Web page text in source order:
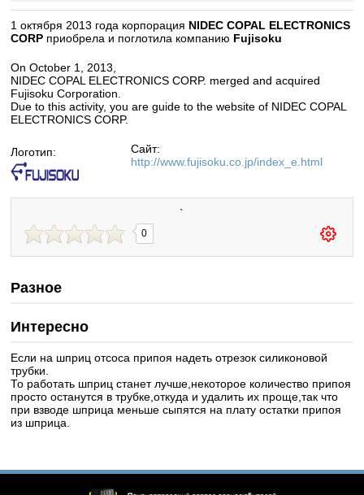
1 октября 2013 года корпорация NIDEC COPAL ELECTRONICS
CORP приобрела и поглотила компанию Fujisoku
On October 1, 2013,
NIDEC COPAL ELECTRONICS CORP. merged and acquired
Fujisoku Corporation.
Due to this activity, you are guide to the website of NIDEC COPAL
ELECTRONICS CORP.
Логотип:
Сайт:
http://www.fujisoku.co.jp/index_e.html
`
0
Разное
Интересно
Если на шприц отсоса припоя надеть отрезок силиконовой
трубки.
То работать шприц станет лучше,некоторое количество припоя
просто останутся в трубке,откуда и удалить их проще,так что
при взводе шприца меньше сыпятся на плату остатки припоя
из шприца.